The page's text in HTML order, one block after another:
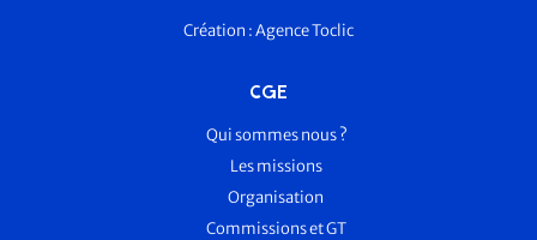
Création :Agence Toclic
CGE
Qui sommes nous ?
Les missions
Organisation
Commissions et GT